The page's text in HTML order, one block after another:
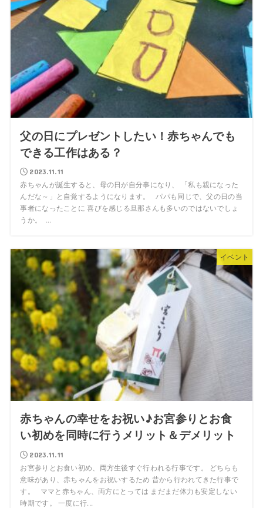
父の日にプレゼントしたい！赤ちゃんでも
できる工作はある？
2023.11.11
赤ちゃんが誕生すると、母の日が自分事になり、 「私も親になった
んだな～」と自覚するようになります。 パパも同じで、父の日の当
事者になったことに 喜びを感じる旦那さんも多いのではないでしょ
うか。 ...
イベント
赤ちゃんの幸せをお祝い♪お宮参りとお食
い初めを同時に行うメリット＆デメリット
2023.11.11
お宮参りとお食い初め、両方生後すぐ行われる行事です。 どちらも
意味があり、赤ちゃんをお祝いするため 昔から行われてきた行事で
す。 ママと赤ちゃん、両方にとっては まだまだ体力も安定しない
時期です。 一度に行...